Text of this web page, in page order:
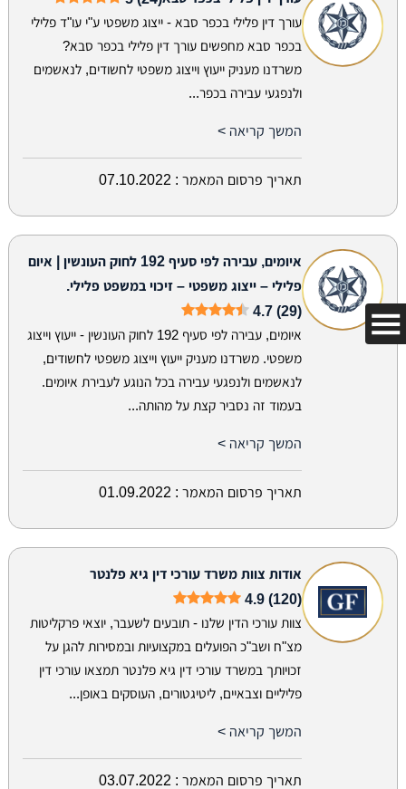
עורך דין פלילי בכפר סבא - ייצוג משפטי ע"י עו"ד פלילי
בכפר סבא מחפשים עורך דין פלילי בכפר סבא?
משרדנו מעניק ייעוץ וייצוג משפטי לחשודים, לנאשמים
ולנפגעי עבירה בכפר...
המשך קריאה >
תאריך פרסום המאמר : 07.10.2022
איומים, עבירה לפי סעיף 192 לחוק העונשין | איום
פלילי – ייצוג משפטי – זיכוי במשפט פלילי.
4.7 (29)
איומים, עבירה לפי סעיף 192 לחוק העונשין - ייעוץ וייצוג
משפטי. משרדנו מעניק ייעוץ וייצוג משפטי לחשודים,
לנאשמים ולנפגעי עבירה בכל הנוגע לעבירת איומים.
בעמוד זה נסביר קצת על מהותה...
המשך קריאה >
תאריך פרסום המאמר : 01.09.2022
אודות צוות משרד עורכי דין גיא פלנטר
4.9 (120)
צוות עורכי הדין שלנו - תובעים לשעבר, יוצאי פרקליטות
מצ"ח ושב"כ הפועלים במקצועיות ובמסירות להגן על
זכויותך במשרד עורכי דין גיא פלנטר תמצאו עורכי דין
פליליים וצבאיים, ליטיגטורים, העוסקים באופן...
המשך קריאה >
תאריך פרסום המאמר : 03.07.2022